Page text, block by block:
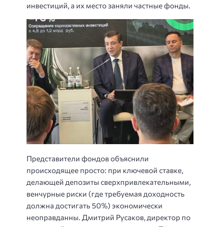
инвестиций, а их место заняли частные фонды.
Представители фондов объяснили
происходящее просто: при ключевой ставке,
делающей депозиты сверхпривлекательными,
венчурные риски (где требуемая доходность
должна достигать 50%) экономически
неоправданны. Дмитрий Русаков, директор по